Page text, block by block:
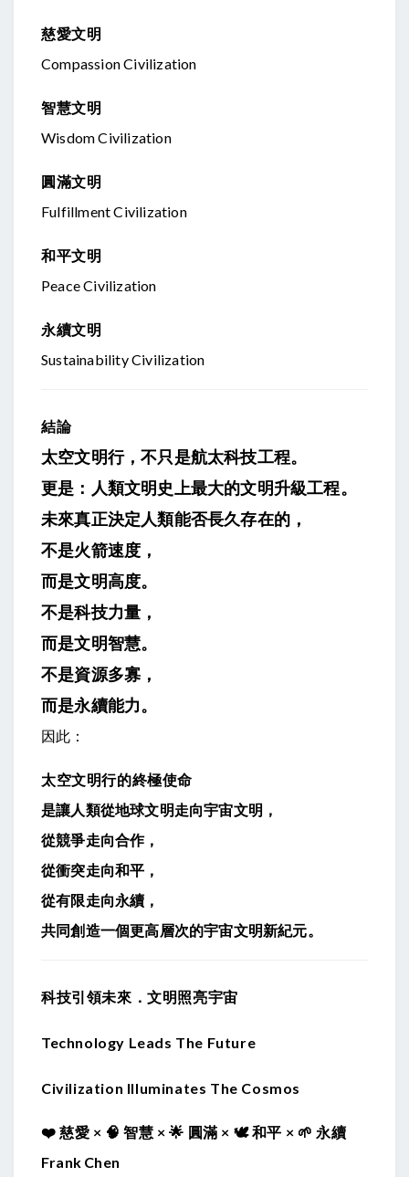
慈愛文明
Compassion Civilization
智慧文明
Wisdom Civilization
圓滿文明
Fulfillment Civilization
和平文明
Peace Civilization
永續文明
Sustainability Civilization
結論
太空文明行，不只是航太科技工程。
更是： 人類文明史上最大的文明升級工程。
未來真正決定人類能否長久存在的，
不是火箭速度，
而是文明高度。
不是科技力量，
而是文明智慧。
不是資源多寡，
而是永續能力。
因此：
太空文明行的終極使命
是讓人類從地球文明走向宇宙文明，
從競爭走向合作，
從衝突走向和平，
從有限走向永續，
共同創造一個更高層次的宇宙文明新紀元。
科技引領未來．文明照亮宇宙
Technology Leads The Future
Civilization Illuminates The Cosmos
❤️慈愛 × 🧠智慧 × 🌟 圓滿 × 🕊和平 × 🌱 永續
Frank Chen